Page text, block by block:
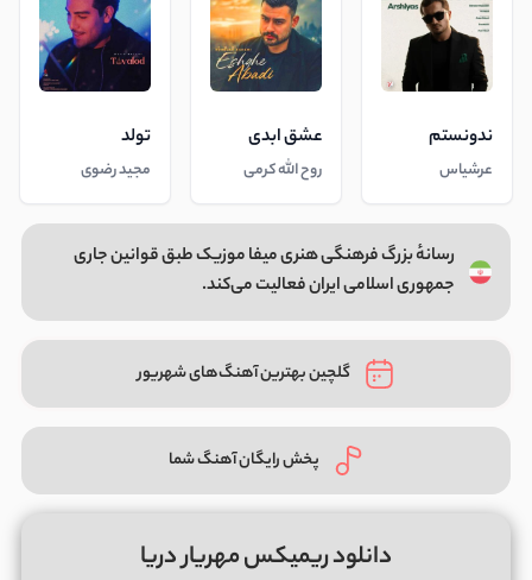
ندونستم
عرشیاس
عشق ابدی
روح الله کرمی
تولد
مجید رضوی
رسانهٔ بزرگ فرهنگی هنری میفا موزیک طبق قوانین جاری
جمهوری اسلامی ایران فعالیت می‌کند.
گلچین بهترین آهنگ‌های شهریور
پخش رایگان آهنگ شما
دانلود ریمیکس مهریار دریا